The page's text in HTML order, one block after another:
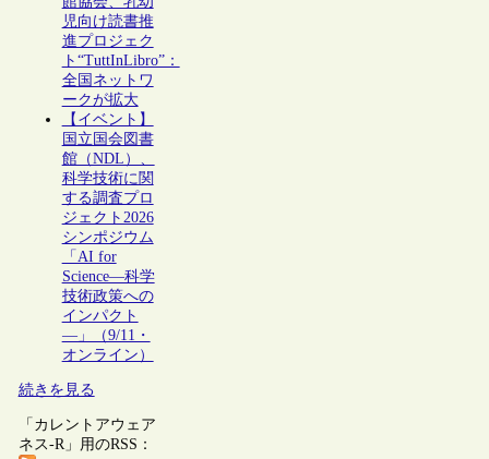
児向け読書推
進プロジェク
ト“TuttInLibro”：
全国ネットワ
ークが拡大
【イベント】
国立国会図書
館（NDL）、
科学技術に関
する調査プロ
ジェクト2026
シンポジウム
「AI for
Science―科学
技術政策への
インパクト
―」（9/11・
オンライン）
続きを見る
「カレントアウェア
ネス-R」用のRSS：